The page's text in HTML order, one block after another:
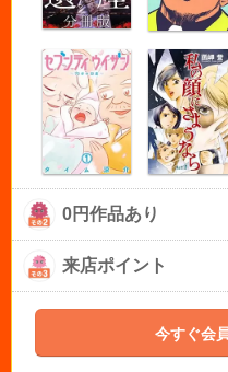
0円作品あり
来店ポイント
今すぐ会